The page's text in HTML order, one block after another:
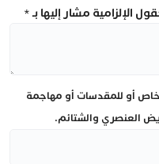
الإلزامية مشار إليها بـ*
أو للمقدسات أو مهاجمة
العنصري والشتائم.